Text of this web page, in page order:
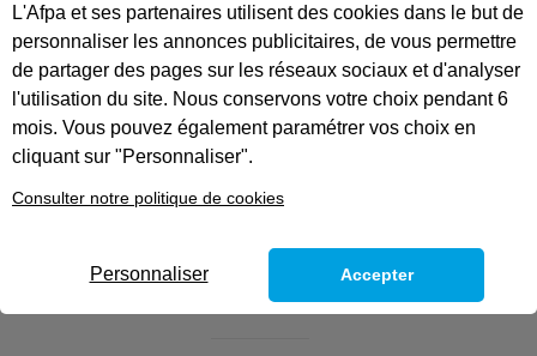
Trophées pour elles
2022 : une
cérémonie pour les
lauréates
pour Elles a récompensé six
lors de la cérémonie qui s’est
déroulée le 8 mars à la Maison des
métallos à Paris.
L'Afpa et ses partenaires utilisent des cookies dans le but de
personnaliser les annonces publicitaires, de vous permettre
de partager des pages sur les réseaux sociaux et d'analyser
l'utilisation du site. Nous conservons votre choix pendant 6
mois. Vous pouvez également paramétrer vos choix en
cliquant sur "Personnaliser".
Consulter notre politique de cookies
Personnaliser Accepter